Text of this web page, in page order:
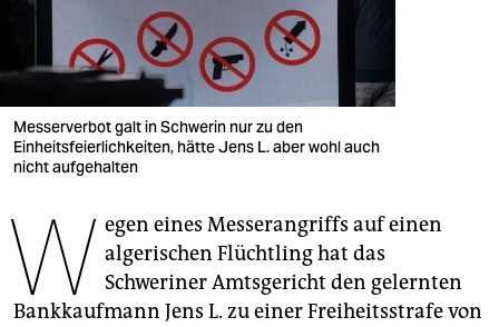
shop
fragen & hilfe
unterstützen
abo
epaper login
Messerverbot galt in Schwerin nur zu den
Einheitsfeierlichkeiten, hätte Jens L. aber wohl auch
nicht aufgehalten
W egen eines Messerangriffs auf einen
algerischen Flüchtling hat das
Schweriner Amtsgericht den gelernten
Bankkaufmann Jens L. zu einer Freiheitsstrafe von